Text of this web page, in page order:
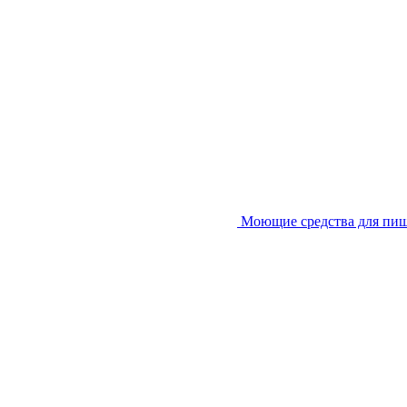
Моющие средства для